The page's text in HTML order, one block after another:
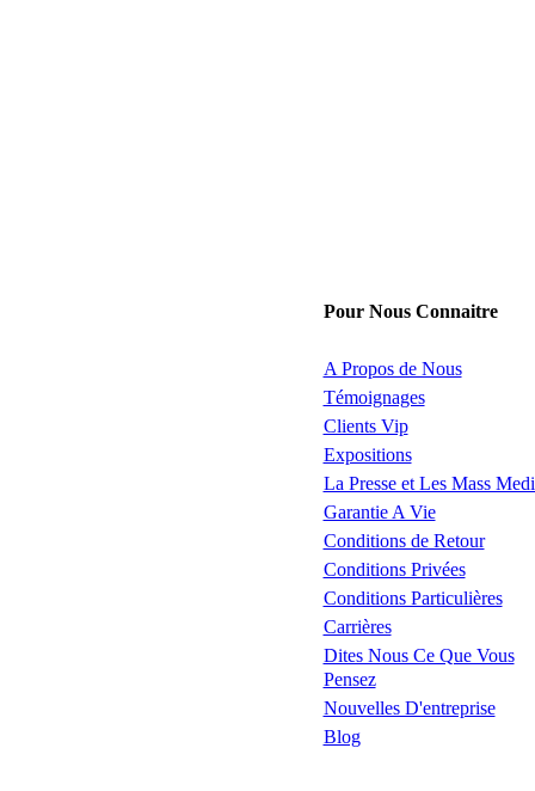
Pour Nous Connaitre
A Propos de Nous
Témoignages
Clients Vip
Expositions
La Presse et Les Mass
Garantie A Vie
Conditions de Retour
Conditions Privées
Conditions Particulières
Carrières
Dites Nous Ce Que Vous
Pensez
Nouvelles D'entreprise
Blog